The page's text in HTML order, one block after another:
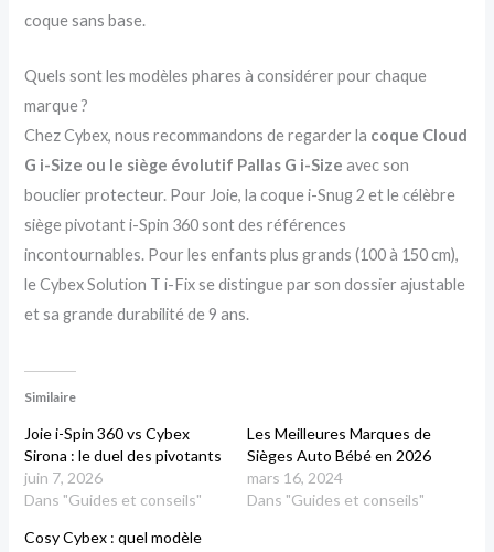
coque sans base.
Quels sont les modèles phares à considérer pour chaque
marque ?
Chez Cybex, nous recommandons de regarder la coque Cloud
G i-Size ou le siège évolutif Pallas G i-Size avec son
bouclier protecteur. Pour Joie, la coque i-Snug 2 et le célèbre
siège pivotant i-Spin 360 sont des références
incontournables. Pour les enfants plus grands (100 à 150 cm),
le Cybex Solution T i-Fix se distingue par son dossier ajustable
et sa grande durabilité de 9 ans.
Similaire
Joie i-Spin 360 vs Cybex
Sirona : le duel des pivotants
juin 7, 2026
Dans "Guides et conseils"
Les Meilleures Marques de
Sièges Auto Bébé en 2026
mars 16, 2024
Dans "Guides et conseils"
Cosy Cybex : quel modèle